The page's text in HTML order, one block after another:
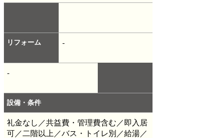
リフォーム -
-
設備・条件
礼金なし／共益費・管理費含む／即入居
可／二階以上／バス・トイレ別／給湯／